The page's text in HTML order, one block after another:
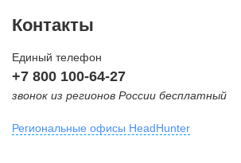
Контакты
Единый телефон
+7 800 100-64-27
звонок из регионов России бесплатный
Региональные офисы HeadHunter